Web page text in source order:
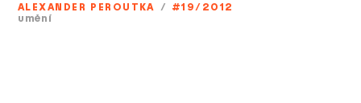
ALEXANDER PEROUTKA / #19/2012
umění